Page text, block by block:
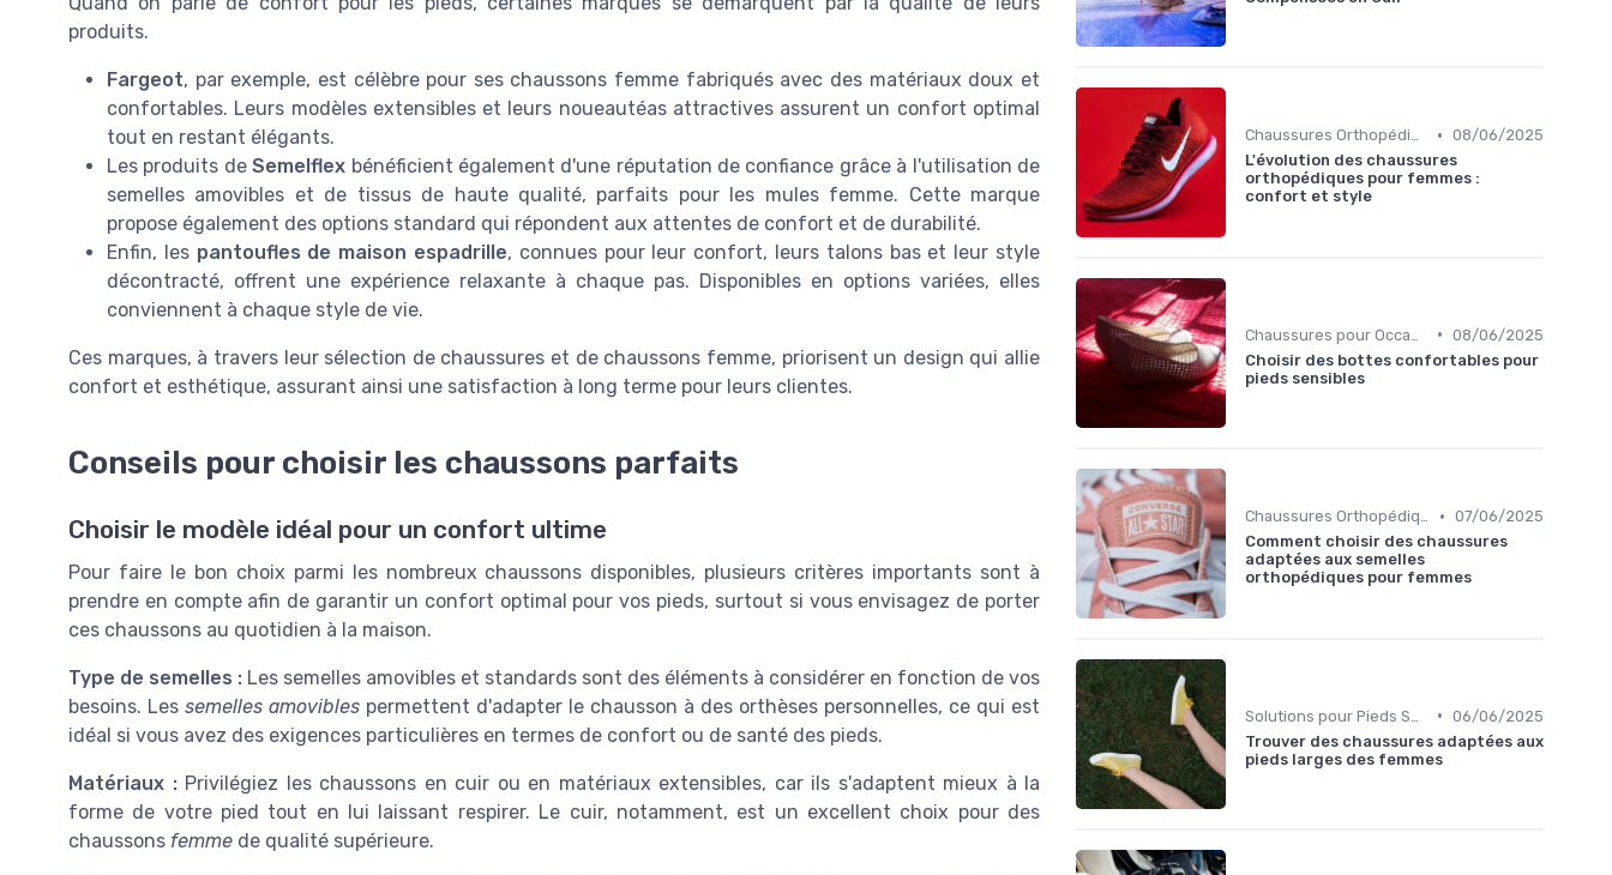
produits.
Fargeot, par exemple, est célèbre pour ses chaussons femme fabriqués avec des matériaux doux et
confortables. Leurs modèles extensibles et leurs noueautéas attractives assurent un confort optimal
tout en restant élégants.
Les produits deSemelflex bénéficient également d'une réputation de confiance grâce à l'utilisation de
semelles amovibles et de tissus de haute qualité, parfaits pour les mules femme. Cette marque
propose également des options standard qui répondent aux attentes de confort et de durabilité.
Enfin, les pantoufles de maison espadrille, connues pour leur confort, leurs talons bas et leur style
décontracté, offrent une expérience relaxante à chaque pas. Disponibles en options variées, elles
conviennent à chaque style de vie.
Ces marques, à travers leur sélection de chaussures et de chaussons femme, priorisent un design qui allie
confort et esthétique, assurant ainsi une satisfaction à long terme pour leurs clientes.
Conseils pour choisir les chaussons parfaits
Choisir le modèle idéal pour un confort ultime
Pour faire le bon choix parmi les nombreux chaussons disponibles, plusieurs critères importants sont à
prendre en compte afin de garantir un confort optimal pour vos pieds, surtout si vous envisagez de porter
ces chaussons au quotidien à la maison.
Type de semelles : Les semelles amovibles et standards sont des éléments à considérer en fonction de vos
besoins. Les semelles amovibles permettent d'adapter le chausson à des orthèses personnelles, ce qui est
idéal si vous avez des exigences particulières en termes de confort ou de santé des pieds.
Matériaux :Privilégiez les chaussons en cuir ou en matériaux extensibles, car ils s'adaptent mieux à la
forme de votre pied tout en lui laissant respirer. Le cuir, notamment, est un excellent choix pour des
chaussons femme de qualité supérieure.
Chaussures Orthopédiques • 08/06/2025
L'évolution des chaussures
orthopédiques pour femmes :
confort et style
• 08/06/2025
Choisir des bottes confortables pour
pieds sensibles
Chaussures Orthopédiques • 07/06/2025
Comment choisir des chaussures
adaptées aux semelles
orthopédiques pour femmes
• 06/06/2025
Trouver des chaussures adaptées aux
pieds larges des femmes